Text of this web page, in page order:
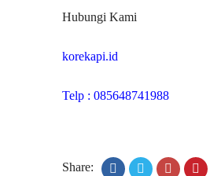
Hubungi Kami
korekapi.id
Telp : 085648741988
Share: